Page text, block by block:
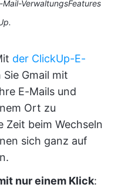
VerwaltungsFeatures
der ClickUp-E-
Sie Gmail mit
E-Mails und
Ort zu
Zeit beim Wechseln
sich ganz auf
nur einem Klick: